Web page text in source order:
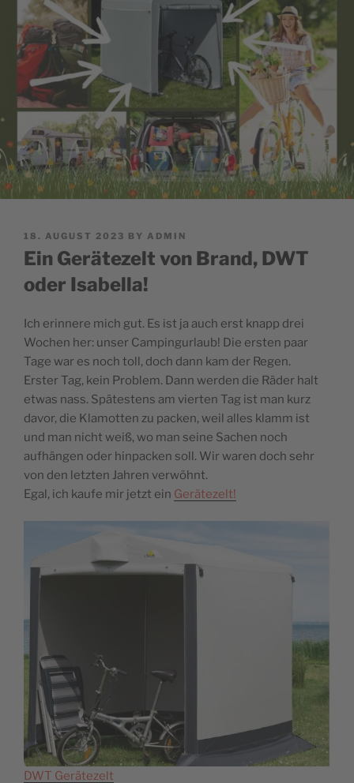
POSTED
ON
18. AUGUST 2023 BY ADMIN
Ein Gerätezelt von Brand, DWT
oder Isabella!
Ich erinnere mich gut. Es ist ja auch erst knapp drei
Wochen her: unser Campingurlaub! Die ersten paar
Tage war es noch toll, doch dann kam der Regen.
Erster Tag, kein Problem. Dann werden die Räder halt
etwas nass. Spätestens am vierten Tag ist man kurz
davor, die Klamotten zu packen, weil alles klamm ist
und man nicht weiß, wo man seine Sachen noch
aufhängen oder hinpacken soll. Wir waren doch sehr
von den letzten Jahren verwöhnt.
Egal, ich kaufe mir jetzt ein Gerätezelt!
DWT Gerätezelt